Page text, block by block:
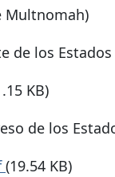
Multnomah)
de los
KB)
de los
(19.54 KB)